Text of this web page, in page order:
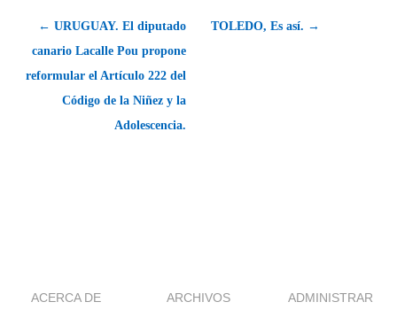
← URUGUAY. El diputado
canario Lacalle Pou propone
reformular el Artículo 222 del
Código de la Niñez y la
Adolescencia.
TOLEDO, Es así. →
ACERCA DE ARCHIVOS ADMINISTRAR